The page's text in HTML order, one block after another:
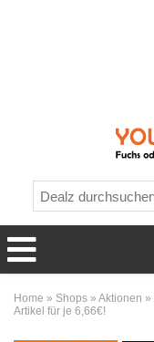
Home » Shops » Aktionen »
Artikel für je 6,66€!